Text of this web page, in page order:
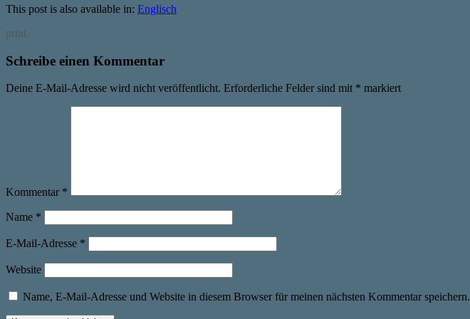
This post is also available in: Englisch
print
Schreibe einen Kommentar
Deine E-Mail-Adresse wird nicht veröffentlicht. Erforderliche Felder sind mit * markiert
Kommentar *
Name *
E-Mail-Adresse *
Website
Name, E-Mail-Adresse und Website in diesem Browser für meinen nächsten Kommentar speichern.